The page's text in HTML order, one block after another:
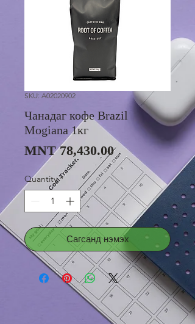
SKU: A02020902
Чанадаг кофе Brazil
Mogiana 1кг
MNT 78,430.00Price
Quantity *
Сагсанд нэмэх